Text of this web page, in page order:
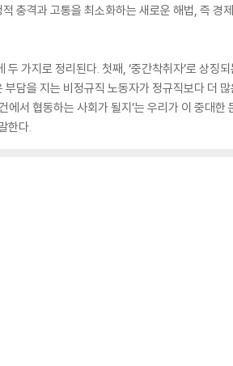
충격과 고통을 최소화하는 새로운 해법, 즉
가지로 정리된다. 첫째, ‘중간착취자’로 상징
담을 지는 비정규직 노동자가 정규직보다 더
서 협동하는 사회가 될지’는 우리가 이 중대
한다.